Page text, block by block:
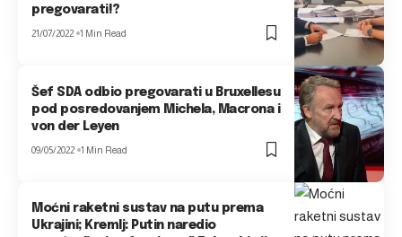
pregovarati!?
21/07/2022 1 Min Read
Šef SDA odbio pregovarati u Bruxellesu
pod posredovanjem Michela, Macrona i
von der Leyen
09/05/2022 1 Min Read
Moćni raketni sustav na putu prema
Ukrajini; Kremlj: Putin naredio